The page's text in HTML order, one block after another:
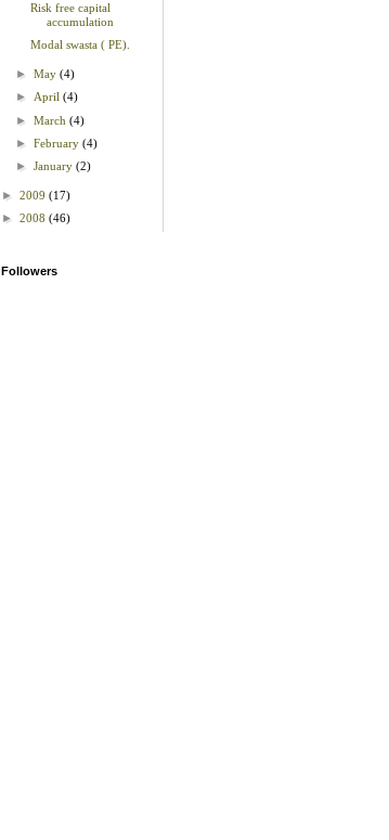
Risk free capital
accumulation
Modal swasta ( PE).
►May(4)
► April(4)
►March(4)
►February(4)
►January(2)
► 2009 (17)
► 2008 (46)
Followers